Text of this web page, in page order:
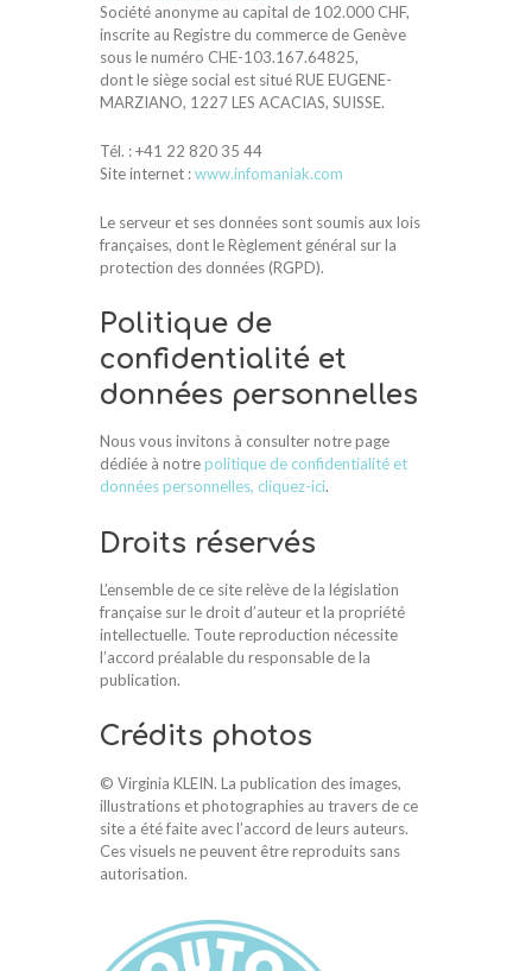
Société anonyme au capital de 102.000 CHF,
inscrite au Registre du commerce de Genève
sous le numéro CHE-103.167.64825,
dont le siège social est situé RUE EUGENE-
MARZIANO, 1227 LES ACACIAS, SUISSE.
Tél. : +41 22 820 35 44
Site internet :www.infomaniak.com
Le serveur et ses données sont soumis aux lois
françaises, dont le Règlement général sur la
protection des données (RGPD).
Politique de
confidentialité et
données personnelles
Nous vous invitons à consulter notre page
dédiée à notrepolitique de confidentialité et
données personnelles, cliquez-ici.
Droits réservés
L’ensemble de ce site relève de la législation
française sur le droit d’auteur et la propriété
intellectuelle. Toute reproduction nécessite
l’accord préalable du responsable de la
publication.
Crédits photos
© Virginia KLEIN. La publication des images,
illustrations et photographies au travers de ce
site a été faite avec l’accord de leurs auteurs.
Ces visuels ne peuvent être reproduits sans
autorisation.